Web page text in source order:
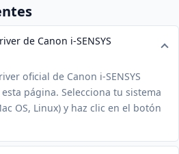
de Canon i-SENSYS
oficial de Canon i-SENSYS
página. Selecciona tu sistema
OS, Linux) y haz clic en el botón